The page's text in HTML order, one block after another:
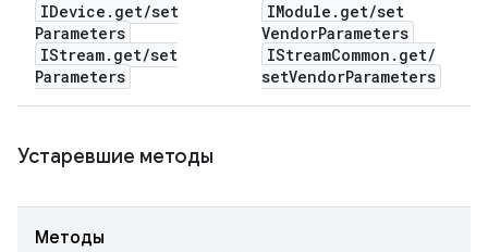
IDevice . get/set
Parameters
IStream. get/set
Parameters
IModule . get/set
VendorParameters
IStreamCommon . get/
setVendorParameters
Устаревшие методы
Методы